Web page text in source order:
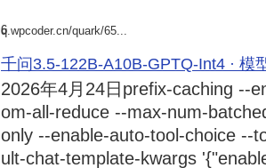
6
q.wpcoder.cn/quark/65...
千问3.5-122B-A10B-GPTQ-Int4 · 模
2026年4月24日 prefix-caching --
om-all-reduce --max-num-
only --enable-auto-tool-choice --
ult-chat-template-kwargs